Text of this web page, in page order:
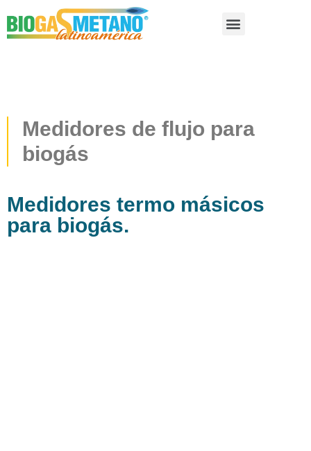
Saltar
Medidores de flujo para
biogás
Medidores termo másicos
para biogás.